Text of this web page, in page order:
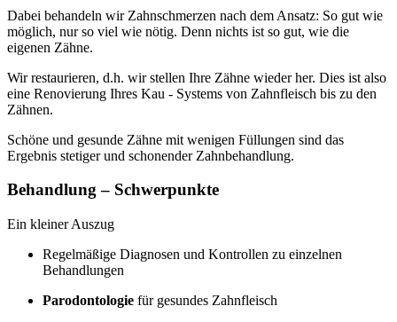
Dabei behandeln wir Zahnschmerzen nach dem Ansatz: So gut wie
möglich, nur so viel wie nötig. Denn nichts ist so gut, wie die
eigenen Zähne.
Wir restaurieren, d.h. wir stellen Ihre Zähne wieder her. Dies ist also
eine Renovierung Ihres Kau - Systems von Zahnfleisch bis zu den
Zähnen.
Schöne und gesunde Zähne mit wenigen Füllungen sind das
Ergebnis stetiger und schonender Zahnbehandlung.
Behandlung – Schwerpunkte
Ein kleiner Auszug
Regelmäßige Diagnosen und Kontrollen zu einzelnen
Behandlungen
Parodontologie für gesundes Zahnfleisch